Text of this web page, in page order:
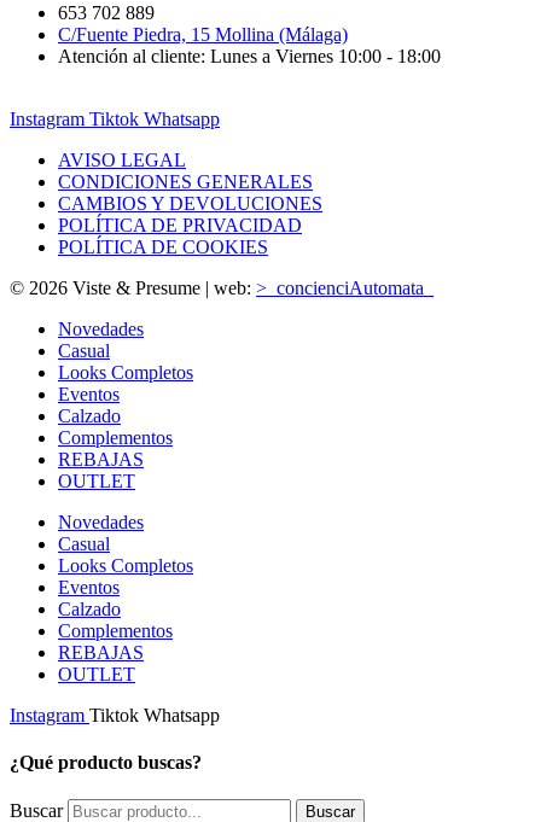
653 702 889
C/Fuente Piedra, 15 Mollina (Málaga)
Atención al cliente: Lunes a Viernes 10:00 - 18:00
Instagram Tiktok Whatsapp
AVISO LEGAL
CONDICIONES GENERALES
CAMBIOS Y DEVOLUCIONES
POLÍTICA DE PRIVACIDAD
POLÍTICA DE COOKIES
© 2026 Viste & Presume | web: >_concienciAutomata_
Novedades
Casual
Looks Completos
Eventos
Calzado
Complementos
REBAJAS
OUTLET
Novedades
Casual
Looks Completos
Eventos
Calzado
Complementos
REBAJAS
OUTLET
Instagram Tiktok Whatsapp
¿Qué producto buscas?
Buscar Buscar